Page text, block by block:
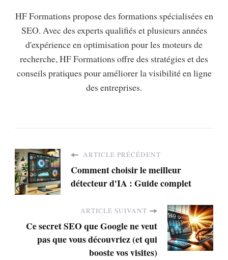
HF Formations propose des formations spécialisées en
SEO. Avec des experts qualifiés et plusieurs années
d'expérience en optimisation pour les moteurs de
recherche, HF Formations offre des stratégies et des
conseils pratiques pour améliorer la visibilité en ligne
des entreprises.
ARTICLE PRÉCÉDENT
Comment choisir le meilleur
détecteur d'IA : Guide complet
ARTICLE SUIVANT
Ce secret SEO que Google ne veut
pas que vous découvriez (et qui
booste vos visites)